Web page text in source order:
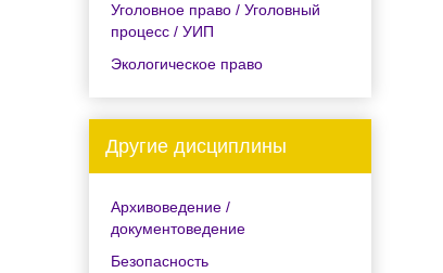
Уголовное право / Уголовный
процесс / УИП
Экологическое право
Другие дисциплины
Архивоведение /
документоведение
Безопасность